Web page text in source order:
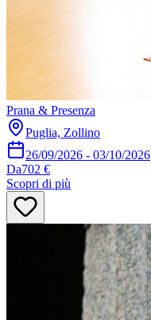
Prana & Presenza
Puglia, Zollino
26/09/2026 - 03/10/2026
Da702 €
Scopri di più